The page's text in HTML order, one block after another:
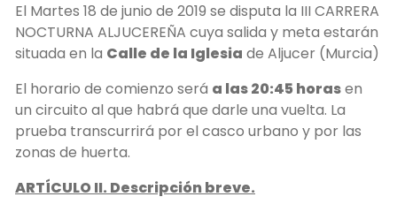
El Martes 18 de junio de 2019 se disputa la III CARRERA
NOCTURNA ALJUCEREÑA cuya salida y meta estarán
situada en la Calle de la Iglesia de Aljucer (Murcia)
El horario de comienzo será a las 20:45 horasen
un circuito al que habrá que darle una vuelta. La
prueba transcurrirá por el casco urbano y por las
zonas de huerta.
ARTÍCULO II. Descripción breve.